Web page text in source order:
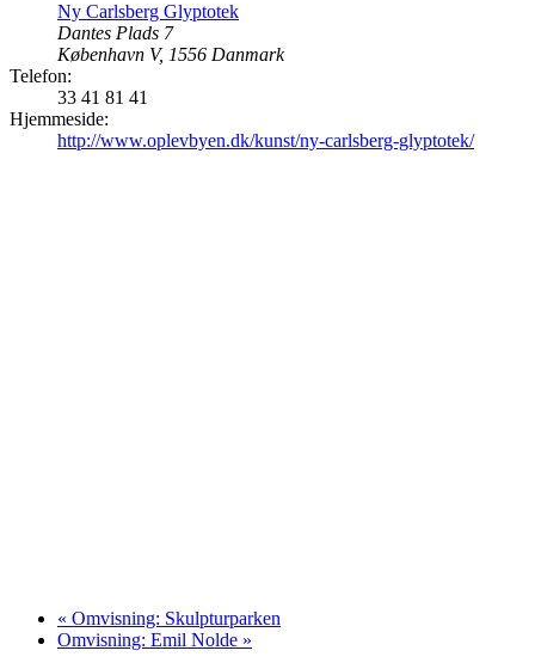
Ny Carlsberg Glyptotek
Dantes Plads 7
København V, 1556 Danmark
Telefon:
33 41 81 41
Hjemmeside:
http://www.oplevbyen.dk/kunst/ny-carlsberg-glyptotek/
« Omvisning: Skulpturparken
Omvisning: Emil Nolde »